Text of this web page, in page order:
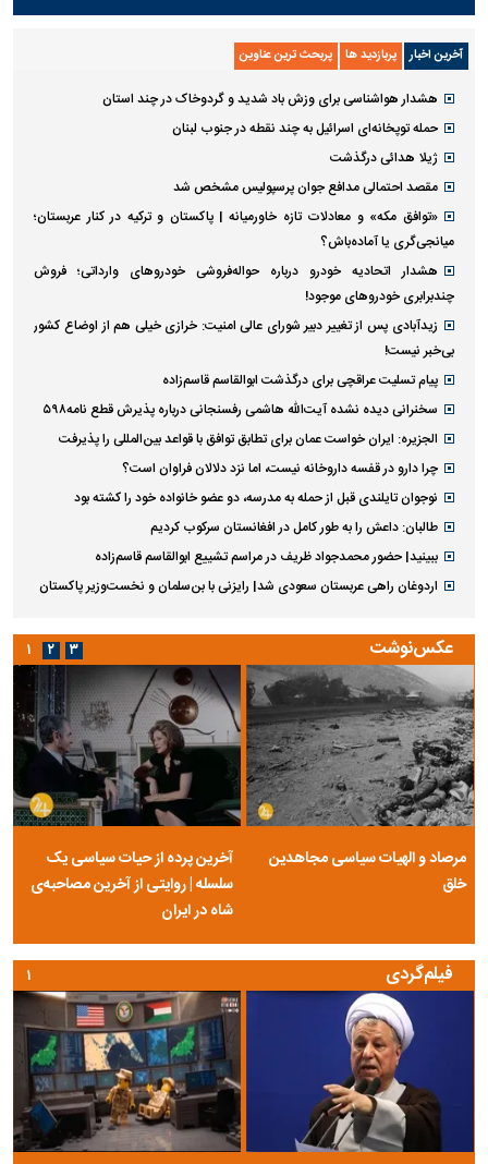
آخرین اخبار پربازدید ها پربحث ترین عناوین
هشدار هواشناسی برای وزش باد شدید و گردوخاک در چند استان
حمله توپخانه‌ای اسرائیل به چند نقطه در جنوب لبنان
ژیلا هدائی درگذشت
مقصد احتمالی مدافع جوان پرسپولیس مشخص شد
«توافق مکه» و معادلات تازه خاورمیانه | پاکستان و ترکیه در کنار عربستان؛
میانجی‌گری یا آماده‌باش؟
هشدار اتحادیه خودرو درباره حواله‌فروشی خودروهای وارداتی‌؛ فروش
چندبرابری خودروهای موجود!
زیدآبادی پس از تغییر دبیر شورای عالی امنیت: خرازی خیلی هم از اوضاع کشور
بی‌خبر نیست!
پیام تسلیت عراقچی برای درگذشت ابوالقاسم قاسم‌زاده
سخنرانی دیده نشده آیت‌الله هاشمی رفسنجانی درباره پذیرش قطع نامه۵۹۸
الجزیره: ایران خواست عمان برای تطابق توافق با قواعد بین‌المللی را پذیرفت
چرا دارو در قفسه داروخانه نیست، اما نزد دلالان فراوان است؟
نوجوان تایلندی قبل از حمله به مدرسه، دو عضو خانواده خود را کشته بود
طالبان: داعش را به طور کامل در افغانستان سرکوب کردیم
ببینید| حضور محمدجواد ظریف در مراسم تشییع ابوالقاسم قاسم‌زاده
اردوغان راهی عربستان سعودی شد| رایزنی با بن‌سلمان و نخست‌وزیر پاکستان
عکس‌نوشت
مرصاد و الهیات سیاسی مجاهدین
خلق
آخرین پرده از حیات سیاسی یک
سلسله | روایتی از آخرین مصاحبه‌ی
شاه در ایران
۱ ۲ ۳
فیلم‌گردی ۱